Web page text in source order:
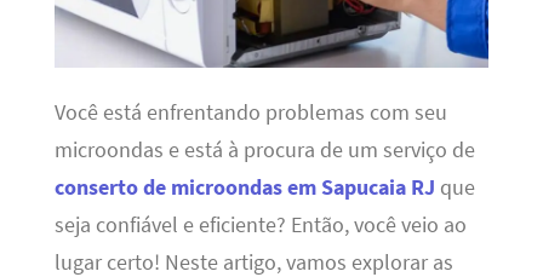
Você está enfrentando problemas com seu
microondas e está à procura de um serviço de
conserto de microondas em Sapucaia RJ que
seja confiável e eficiente? Então, você veio ao
lugar certo! Neste artigo, vamos explorar as